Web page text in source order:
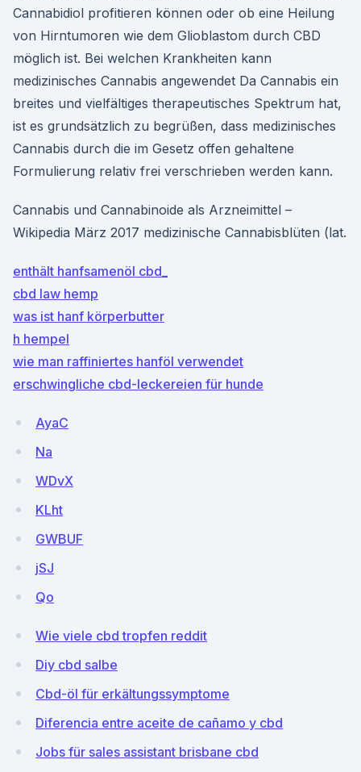
Cannabidiol profitieren können oder ob eine Heilung
von Hirntumoren wie dem Glioblastom durch CBD
möglich ist. Bei welchen Krankheiten kann
medizinisches Cannabis angewendet Da Cannabis ein
breites und vielfältiges therapeutisches Spektrum hat,
ist es grundsätzlich zu begrüßen, dass medizinisches
Cannabis durch die im Gesetz offen gehaltene
Formulierung relativ frei verschrieben werden kann.
Cannabis und Cannabinoide als Arzneimittel –
Wikipedia März 2017 medizinische Cannabisblüten (lat.
enthält hanfsamenöl cbd_
cbd law hemp
was ist hanf körperbutter
h hempel
wie man raffiniertes hanföl verwendet
erschwingliche cbd-leckereien für hunde
AyaC
Na
WDvX
KLht
GWBUF
jSJ
Qo
Wie viele cbd tropfen reddit
Diy cbd salbe
Cbd-öl für erkältungssymptome
Diferencia entre aceite de cañamo y cbd
Jobs für sales assistant brisbane cbd